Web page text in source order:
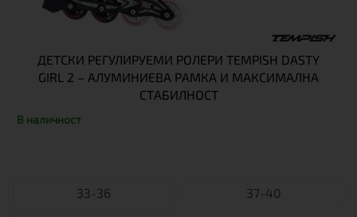
ДЕТСКИ РЕГУЛИРУЕМИ РОЛЕРИ TEMPISH DASTY
GIRL 2 – АЛУМИНИЕВА РАМКА И МАКСИМАЛНА
СТАБИЛНОСТ
В наличност
33-36 37-40